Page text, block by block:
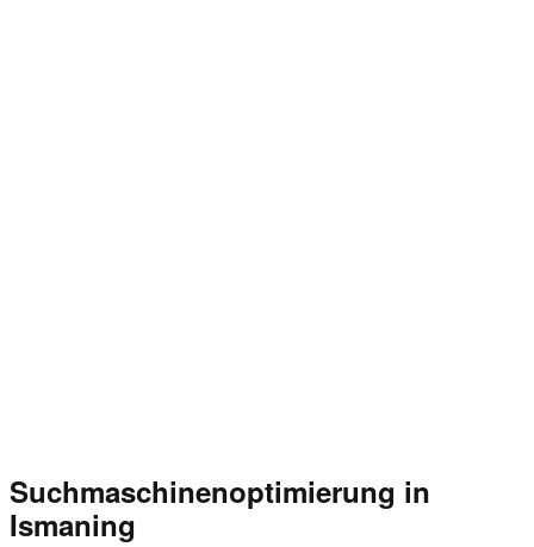
Suchmaschinenoptimierung in
Ismaning